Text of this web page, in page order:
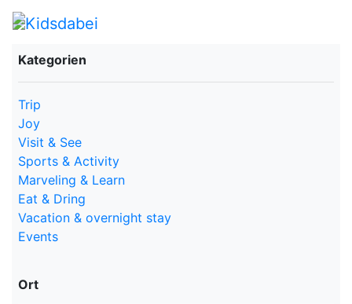
Kategorien
Trip
Joy
Visit & See
Sports & Activity
Marveling & Learn
Eat & Dring
Vacation & overnight stay
Events
Ort